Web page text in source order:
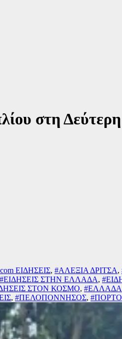
στη
ΕΙΔΗΣΕΙΣ, #ΑΛΕΞΙΑ ΔΡΙΤΣΑ,
#ΕΙΔΗΣΕΙΣ ΣΤΗΝ ΕΛΛΑΔΑ,
ΣΤΟΝ ΚΟΣΜΟ, #ΕΛΛΑΔΑ
, #ΠΕΛΟΠΟΝΝΗΣΟΣ,